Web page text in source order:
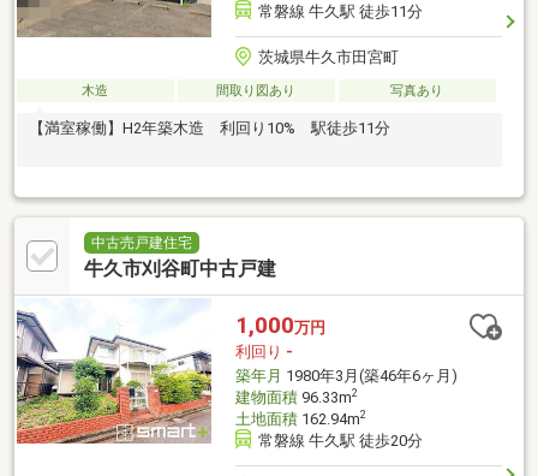
常磐線 牛久駅 徒歩11分
茨城県牛久市田宮町
木造 間取り図あり 写真あり
【満室稼働】H2年築木造 利回り10% 駅徒歩11分
中古売戸建住宅
牛久市刈谷町中古戸建
1,000万円
利回り -
築年月 1980年3月(築46年6ヶ月)
建物面積96.33m2
土地面積162.94m2
常磐線 牛久駅 徒歩20分